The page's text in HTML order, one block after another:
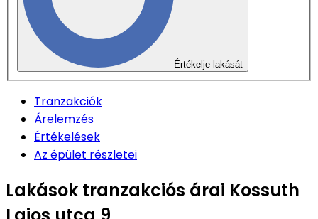
Értékelje lakását
Tranzakciók
Árelemzés
Értékelések
Az épület részletei
Lakások tranzakciós árai Kossuth